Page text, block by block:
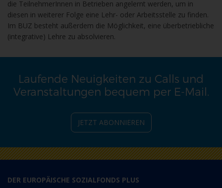
die TeilnehmerInnen in Betrieben angelernt werden, um in
diesen in weiterer Folge eine Lehr- oder Arbeitsstelle zu finden.
Im BUZ besteht außerdem die Möglichkeit, eine überbetriebliche
(integrative) Lehre zu absolvieren.
Laufende Neuigkeiten zu Calls und
Veranstaltungen bequem per E-Mail.
JETZT ABONNIEREN
DER EUROPÄISCHE SOZIALFONDS PLUS